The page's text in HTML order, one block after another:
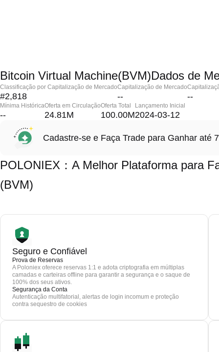
Bitcoin Virtual Machine(BVM)Dados de
Classificação por Capitalização de Mercado
#2,818
Capitalização de Mercado
-- --
Mínima Histórica
--
Oferta em Circulação
24.81M
Oferta Total
100.00M
Lançamento Inicial
2024-03-12
Cadastre-se e Faça Trade para Ganhar até
POLONIEX：A Melhor Plataforma para
(BVM)
Seguro e Confiável
Prova de Reservas
A Poloniex oferece reservas 1:1 e adota criptografia em múltiplas
camadas e carteiras offline para garantir a segurança e o saque de
100% dos seus ativos.
Segurança da Conta
Autenticação multifatorial, alertas de login incomum e proteção
contra sequestro de cookies